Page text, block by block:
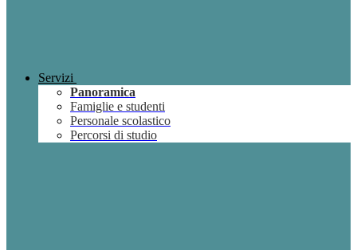
Servizi
Panoramica
Famiglie e studenti
Personale scolastico
Percorsi di studio